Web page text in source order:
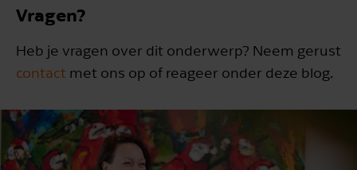
Vragen?
Heb je vragen over dit onderwerp? Neem gerust
contact met ons op of reageer onder deze blog.